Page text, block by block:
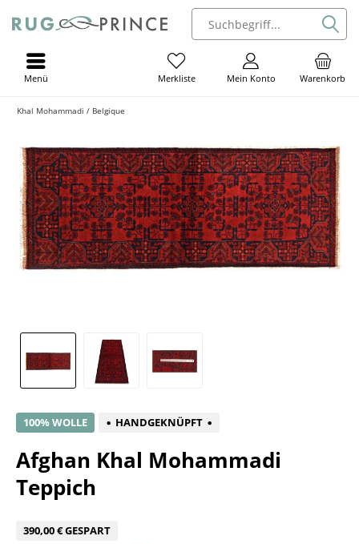
Warenkorb
Mein Konto
Merkliste
Menü
Khal Mohammadi / Belgique
100% WOLLE HANDGEKNÜPFT
Afghan Khal Mohammadi
Teppich
390,00 € GESPART